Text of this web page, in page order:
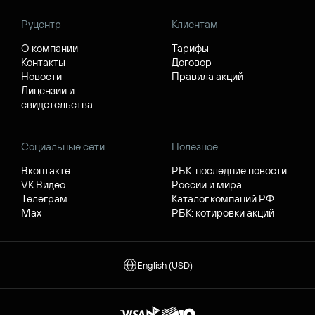
Руцентр
О компании
Контакты
Новости
Лицензии и
свидетельства
Клиентам
Тарифы
Договор
Правила акций
Социальные сети
Вконтакте
VK Видео
Телеграм
Max
Полезное
РБК: последние новости
России и мира
Каталог компаний РФ
РБК: котировки акций
English (USD)